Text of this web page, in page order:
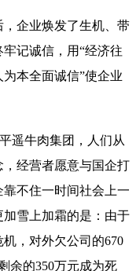
企业焕发了生机、带
记诚信，用“经济往
本全面诚信”使企业
遥牛肉集团，人们从
经营者愿意与国企打
不住一时间社会上一
雪上加霜的是：由于
，对外欠公司的670
余的350万元成为死